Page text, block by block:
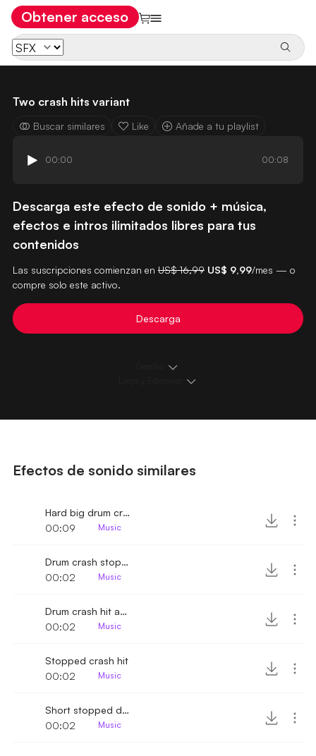
Obtener acceso
Two crash hits variant
Buscar similares Like Añade a tu playlist
00:00 00:08
Descarga este efecto de sonido + música,
efectos e intros ilimitados libres para tus
contenidos
Las suscripciones comienzan en US$ 16,99 US$ 9,99/mes — o
compre solo este activo.
Descarga
Efectos de sonido similares
Hard big drum crash hit
00:09
Music
Drum crash stopped
00:02
Music
Drum crash hit and stop
00:02
Music
Stopped crash hit
00:02
Music
Short stopped drum crash
00:02
Music